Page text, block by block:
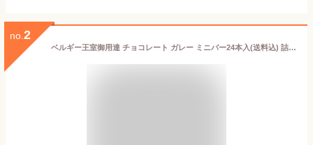
no. 2
ベルギー王室御用達 チョコレート ガレー ミニバー24本入(送料込) 詰め合わせ 父の日ギフト 2026 父の日 早割 スイーツ お菓子 おしゃれ 可愛い 有名 高級 個包装 小分け 会社 職場 退職 祝い 挨拶 内祝い お返し 大量 ばらまき 手土産 誕生日 プレゼント お中元 ギフト